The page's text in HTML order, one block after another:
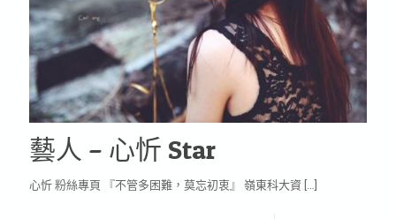
藝人 – 心忻 Star
心忻 粉絲專頁 『不管多困難，莫忘初衷』 嶺東科大資 […]